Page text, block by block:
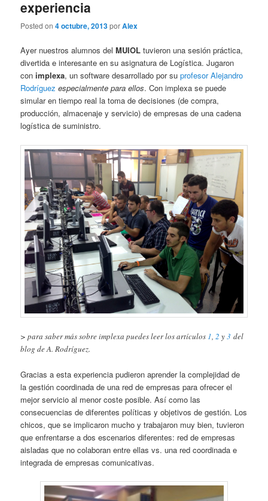
experiencia
Posted on4 octubre, 2013porAlex
Ayer nuestros alumnos delMUIOL tuvieron una sesión práctica,
divertida e interesante en su asignatura de Logística. Jugaron
conimplexa, un software desarrollado por suprofesor Alejandro
Rodríguez especialmente para ellos. Con implexa se puede
simular en tiempo real la toma de decisiones (de compra,
producción, almacenaje y servicio) de empresas de una cadena
logística de suministro.
> para saber más sobre implexa puedes leer los artículos 1,2 y3 del
blog de A. Rodríguez.
Gracias a esta experiencia pudieron aprender la complejidad de
la gestión coordinada de una red de empresas para ofrecer el
mejor servicio al menor coste posible. Así como las
consecuencias de diferentes políticas y objetivos de gestión. Los
chicos, que se implicaron mucho y trabajaron muy bien, tuvieron
que enfrentarse a dos escenarios diferentes: red de empresas
aisladas que no colaboran entre ellas vs. una red coordinada e
integrada de empresas comunicativas.